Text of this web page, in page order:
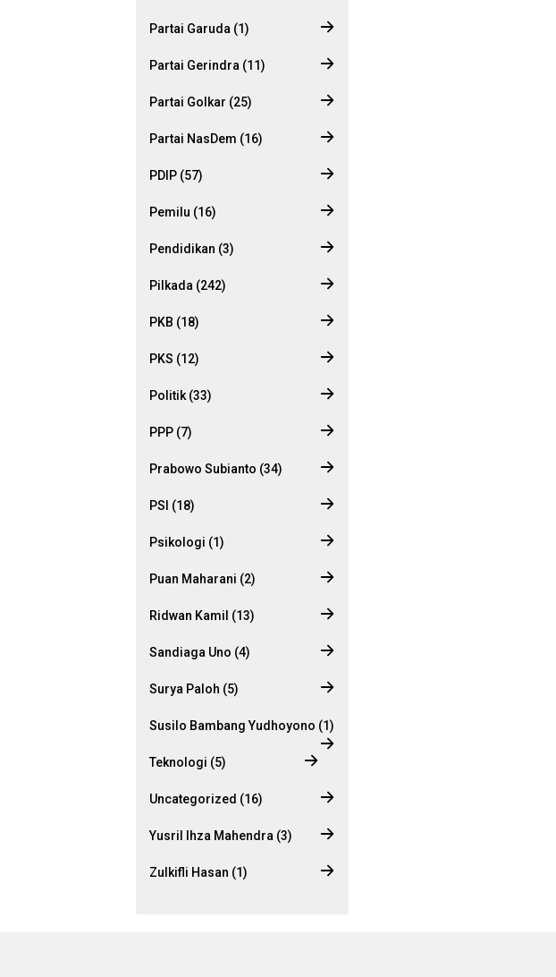
Partai Garuda (1)
Partai Gerindra (11)
Partai Golkar (25)
Partai NasDem (16)
PDIP (57)
Pemilu (16)
Pendidikan (3)
Pilkada (242)
PKB (18)
PKS (12)
Politik (33)
PPP (7)
Prabowo Subianto (34)
PSI (18)
Psikologi (1)
Puan Maharani (2)
Ridwan Kamil (13)
Sandiaga Uno (4)
Surya Paloh (5)
Susilo Bambang Yudhoyono (1)
Teknologi (5)
Uncategorized (16)
Yusril Ihza Mahendra (3)
Zulkifli Hasan (1)